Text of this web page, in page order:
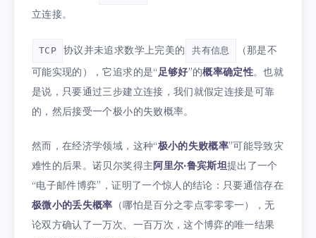
立连接。
TCP 协议并未追求数学上完美的 共有信息
（那是不
可能实现的），它追求的是“足够好”的概率确定性。也就
是说，只要通过三步建立连接，我们就假定连接是可靠
的，然后接受一个极小的失败概率。
然而，在经济学领域，这种“极小的失败概率”可能导致灾
难性的后果。诺贝尔奖得主阿里尔·鲁宾斯坦提出了一个
“电子邮件博弈”，证明了一个惊人的结论：只要通信存在
极微小的丢失概率 （哪怕是百分之零点零零零一），无
论双方确认了一万次、一百万次，这个博弈的唯一结果